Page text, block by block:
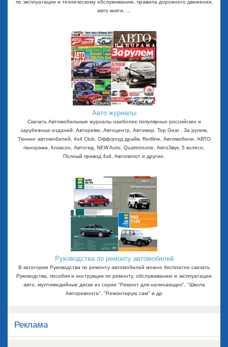
по эксплуатации и техническому обслуживанию, правила дорожного движения,
авто книги, ...
Авто журналы
Скачать Автомобильные журналы наиболее популярных российских и
зарубежных изданий: Авторевю, Автоцентр, Автомир, Top Gear , За рулем,
Тюнинг автомобилей, 4x4 Club, Офф-роуд драйв, Redline, Автомобили, АВТО
панорама, Клаксон, Автогид, NEW Auto, Quattroruote, АвтоЗвук, 5 колесо,
Полный привод 4х4, Автопилот и другие.
Руководства по ремонту автомобилей
В категории Руководства по ремонту автомобилей можно бесплатно скачать
Руководства, пособия и инструкции по ремонту, обслуживанию и эксплуатации
авто, мултимедийные диски из серии "Ремонт для начинающих", "Школа
Авторемонта", "Ремонтирую сам" и др
Реклама